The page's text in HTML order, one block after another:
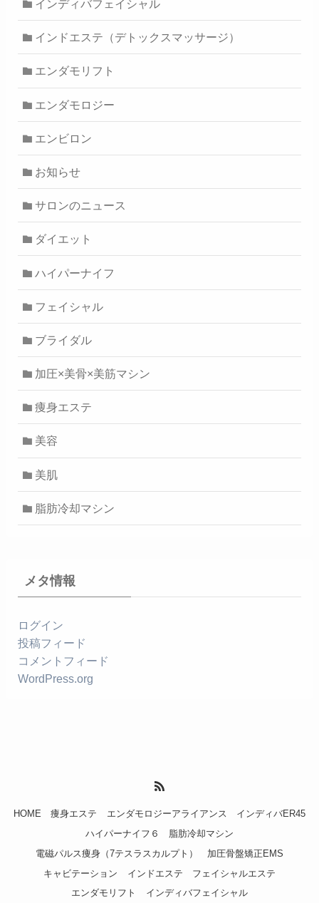
インディバフェイシャル
インドエステ（デトックスマッサージ）
エンダモリフト
エンダモロジー
エンビロン
お知らせ
サロンのニュース
ダイエット
ハイパーナイフ
フェイシャル
ブライダル
加圧×美骨×美筋マシン
痩身エステ
美容
美肌
脂肪冷却マシン
メタ情報
ログイン
投稿フィード
コメントフィード
WordPress.org
HOME 痩身エステ エンダモロジーアライアンス
インディバER45
ハイパーナイフ６
脂肪冷却マシン
電磁パルス痩身（7テスラスカルプト）
加圧骨盤矯正EMS
キャビテーション
インドエステ
フェイシャルエステ
エンダモリフト
インディバフェイシャル